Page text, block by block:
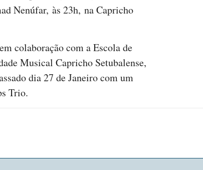
Nenúfar, às 23h, na Capricho
colaboração com a Escola de
Musical Capricho Setubalense,
dia 27 de Janeiro com um
Trio.